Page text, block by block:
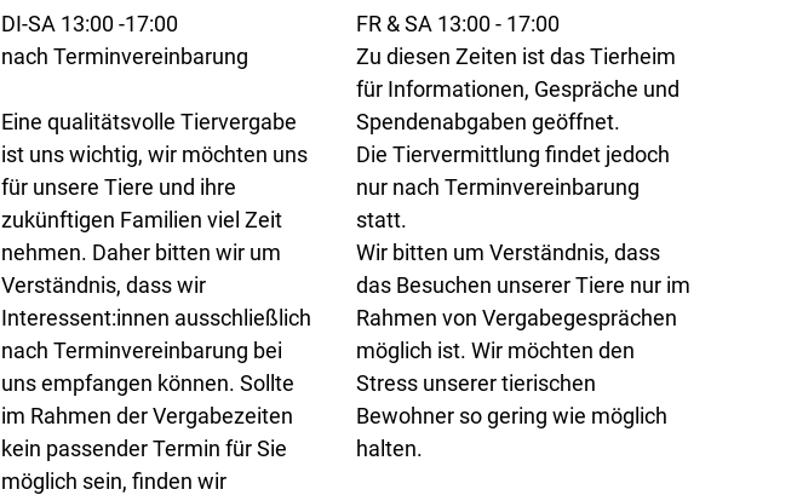
DI-SA 13:00 -17:00
nach Terminvereinbarung
Eine qualitätsvolle Tiervergabe
ist uns wichtig, wir möchten uns
für unsere Tiere und ihre
zukünftigen Familien viel Zeit
nehmen. Daher bitten wir um
Verständnis, dass wir
Interessent:innen ausschließlich
nach Terminvereinbarung bei
uns empfangen können. Sollte
im Rahmen der Vergabezeiten
kein passender Termin für Sie
möglich sein, finden wir
FR & SA 13:00 - 17:00
Zu diesen Zeiten ist das Tierheim
für Informationen, Gespräche und
Spendenabgaben geöffnet.
Die Tiervermittlung findet jedoch
nur nach Terminvereinbarung
statt.
Wir bitten um Verständnis, dass
das Besuchen unserer Tiere nur im
Rahmen von Vergabegesprächen
möglich ist. Wir möchten den
Stress unserer tierischen
Bewohner so gering wie möglich
halten.